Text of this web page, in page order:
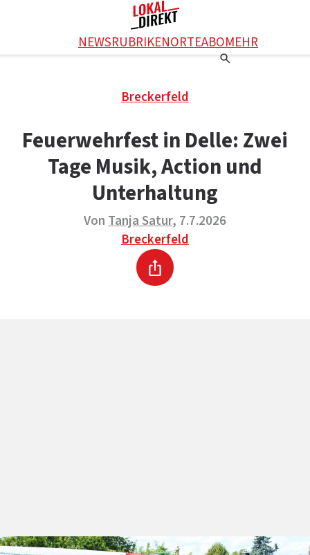
NEWSRUBRIKENORTEABOMEHR
Werbung schalten
Kontakt
Das Team
KONTAKT
DAS TEAM
ÜBER UNS
Breckerfeld
Feuerwehrfest in Delle: Zwei
Tage Musik, Action und
Unterhaltung
VonTanja Satur, 7.7.2026
Breckerfeld
Drucken